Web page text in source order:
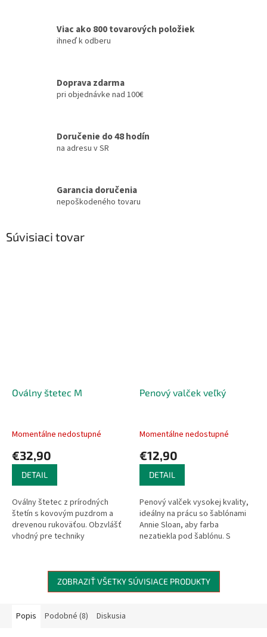
Viac ako 800 tovarových položiek
ihneď k odberu
Doprava zdarma
pri objednávke nad 100€
Doručenie do 48 hodín
na adresu v SR
Garancia doručenia
nepoškodeného tovaru
Súvisiaci tovar
Oválny štetec M
Momentálne nedostupné
€32,90
DETAIL
Oválny štetec z prírodných
štetín s kovovým puzdrom a
drevenou rukoväťou. Obzvlášť
vhodný pre techniky
Penový valček veľký
Momentálne nedostupné
€12,90
DETAIL
Penový valček vysokej kvality,
ideálny na prácu so šablónami
Annie Sloan, aby farba
nezatiekla pod šablónu. S
do ruky....
ZOBRAZIŤ VŠETKY SÚVISIACE PRODUKTY
Popis Podobné (8) Diskusia